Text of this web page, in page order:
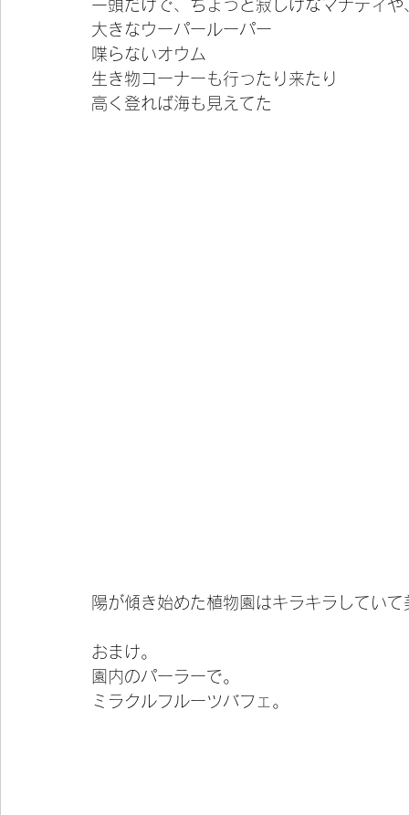
一頭だけで、ちょっと寂しげなマナティや
大きなウーパールーパー
喋らないオウム
生き物コーナーも行ったり来たり
高く登れば海も見えてた
陽が傾き始めた植物園はキラキラしてい
おまけ。
園内のパーラーで。
ミラクルフルーツバフェ。